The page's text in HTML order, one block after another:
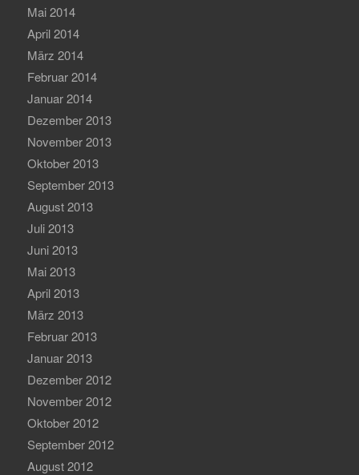
Mai 2014
April 2014
März 2014
Februar 2014
Januar 2014
Dezember 2013
November 2013
Oktober 2013
September 2013
August 2013
Juli 2013
Juni 2013
Mai 2013
April 2013
März 2013
Februar 2013
Januar 2013
Dezember 2012
November 2012
Oktober 2012
September 2012
August 2012